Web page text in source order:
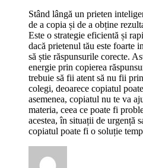
Stând lângă un prieten
de a copia și de a obține
Este o strategie eficientă și
dacă prietenul tău este foarte
să știe răspunsurile corecte.
energie prin copierea
trebuie să fii atent să nu fii
colegi, deoarece copiatul
asemenea, copiatul nu te va
materia, ceea ce poate fi
acestea, în situații de urgență
copiatul poate fi o soluție